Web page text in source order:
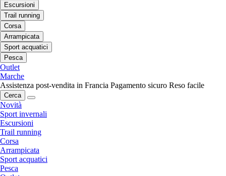
Escursioni
Trail running
Corsa
Arrampicata
Sport acquatici
Pesca
Outlet
Marche
Assistenza post-vendita in Francia Pagamento sicuro Reso facile
Cerca
Novità
Sport invernali
Escursioni
Trail running
Corsa
Arrampicata
Sport acquatici
Pesca